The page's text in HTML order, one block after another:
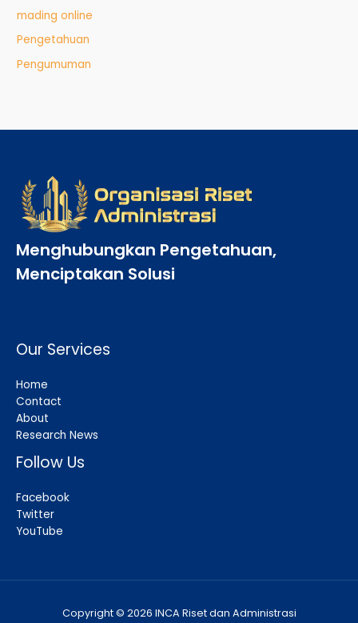
mading online
Pengetahuan
Pengumuman
Menghubungkan Pengetahuan,
Menciptakan Solusi
Our Services
Home
Contact
About
Research News
Follow Us
Facebook
Twitter
YouTube
Copyright © 2026 INCA Riset dan Administrasi